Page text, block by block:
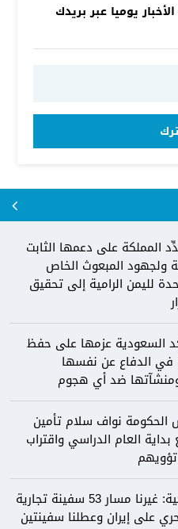
يوميا عبر بريدك
المملكة على دعمها الثابت
ولجهود المبعوث الخاص
لليمن الرامية إلى تحقيق
السعودية عزمها على حفظ
في الدفاع عن نفسها
ضد أي هجوم
الحكومة نواف سلام تأمين
العام الدراسي واقتراب
القيادة المركزية الأميركية: غيرنا مسار 53 سفينة تجارية
على إيران وعطلنا سفينتين